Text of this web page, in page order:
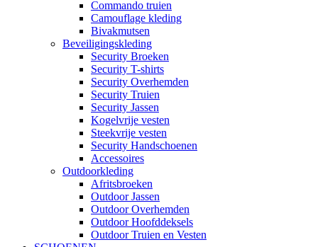
Commando truien
Camouflage kleding
Bivakmutsen
Beveiligingskleding
Security Broeken
Security T-shirts
Security Overhemden
Security Truien
Security Jassen
Kogelvrije vesten
Steekvrije vesten
Security Handschoenen
Accessoires
Outdoorkleding
Afritsbroeken
Outdoor Jassen
Outdoor Overhemden
Outdoor Hoofddeksels
Outdoor Truien en Vesten